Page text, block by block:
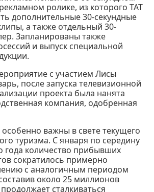
ролике, из которого TAT
дополнительные 30-секундные
а также отдельный 30-
Запланированы также
и выпуск специальной
с участием Лисы
после запуска телевизионной
проекта была нанята
компания, одобренная
важны в свете текущего
туризма. С января по середину
года количество прибывших
сократилось примерно
с аналогичным периодом
около 25 миллионов
сталкиваться